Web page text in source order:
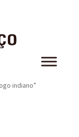
indiano”